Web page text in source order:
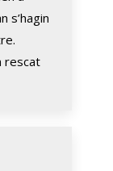
s’hagin
rescat